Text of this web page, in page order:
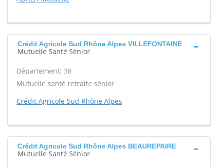
Crédit Agricole Sud Rhône Alpes VILLEFONTAINE
Mutuelle Santé Sénior
Département: 38
Mutuelle santé retraite sénior
Crédit Agricole Sud Rhône Alpes
Crédit Agricole Sud Rhône Alpes BEAUREPAIRE
Mutuelle Santé Sénior